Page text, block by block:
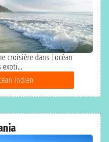
croisière dans l'océan
exoti...
Indien